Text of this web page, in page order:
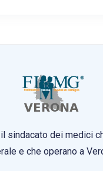
sindacato dei medici
e che operano a